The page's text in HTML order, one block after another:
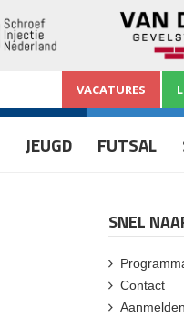
VACATURES
JEUGD FUTSAL
SNEL
Contact